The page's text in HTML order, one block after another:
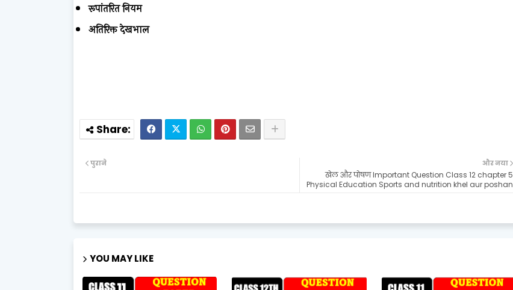
रूपांतरित नियम
अतिरिक्त देखभाल
और नया
खेल और पोषण Important Question Class 12 chapter 5
Physical Education Sports and nutrition khel aur poshan
पुराने
YOU MAY LIKE